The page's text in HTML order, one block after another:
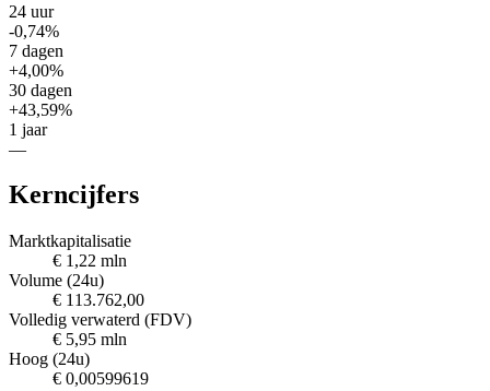
24 uur
-0,74%
7 dagen
+4,00%
30 dagen
+43,59%
1 jaar
—
Kerncijfers
Marktkapitalisatie
€ 1,22 mln
Volume (24u)
€ 113.762,00
Volledig verwaterd (FDV)
€ 5,95 mln
Hoog (24u)
€ 0,00599619